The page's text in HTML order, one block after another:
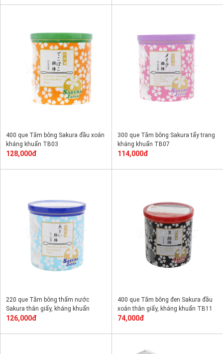
400 que Tăm bông Sakura đầu xoắn
kháng khuẩn TB03
128,000đ
300 que Tăm bông Sakura tẩy trang
kháng khuẩn TB07
114,000đ
220 que Tăm bông thấm nước
Sakura thân giấy, kháng khuẩn
TB10
126,000đ
400 que Tăm bông đen Sakura đầu
xoắn thân giấy, kháng khuẩn TB11
74,000đ